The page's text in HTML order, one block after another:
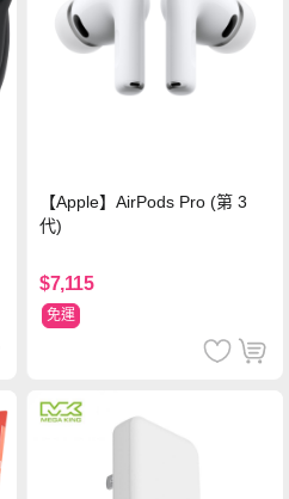
【Apple】AirPods Pro (第 3
代)
$7,115
免運